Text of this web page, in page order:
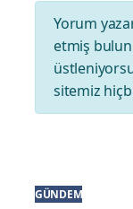
Yorum
etmiş
sitemiz
GÜNDEM